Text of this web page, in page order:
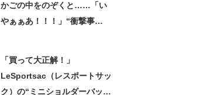
かごの中をのぞくと……「い
やぁぁあ！！！」“衝撃事
「買って大正解！」
LeSportsac（レスポートサッ
ク）の“ミニショルダーバッ